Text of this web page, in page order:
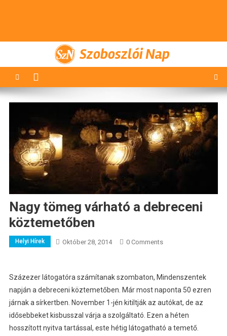
Szoboszlói Nap
Nagy tömeg várható a debreceni
köztemetőben
Helyi Hírek Október 28, 2014 0 Comments
Százezer látogatóra számítanak szombaton, Mindenszentek
napján a debreceni köztemetőben. Már most naponta 50 ezren
járnak a sírkertben. November 1-jén kitiltják az autókat, de az
idősebbeket kisbusszal várja a szolgáltató. Ezen a héten
hosszított nyitva tartással, este hétig látogatható a temető.